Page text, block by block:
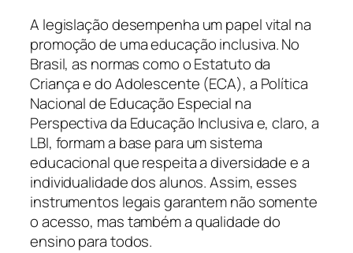
A legislação desempenha um papel vital na
promoção de uma educação inclusiva. No
Brasil, as normas como o Estatuto da
Criança e do Adolescente (ECA), a Política
Nacional de Educação Especial na
Perspectiva da Educação Inclusiva e, claro, a
LBI, formam a base para um sistema
educacional que respeita a diversidade e a
individualidade dos alunos. Assim, esses
instrumentos legais garantem não somente
o acesso, mas também a qualidade do
ensino para todos.